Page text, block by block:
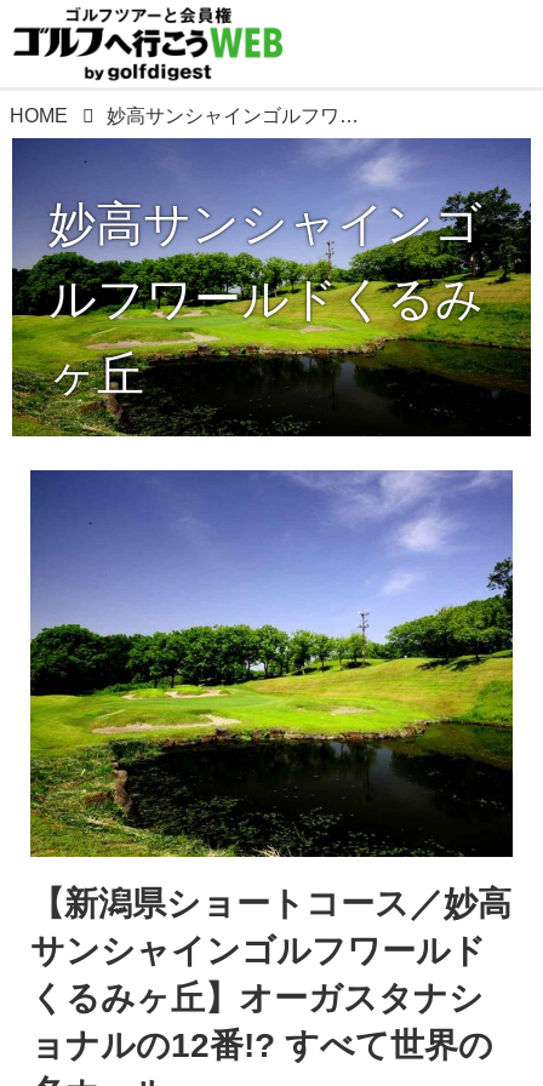
HOME 妙高サンシャインゴルフワールドくるみヶ丘
妙高サンシャインゴ
ルフワールドくるみ
ヶ丘
【新潟県ショートコース／妙高
サンシャインゴルフワールド
くるみヶ丘】オーガスタナシ
ョナルの12番!? すべて世界の